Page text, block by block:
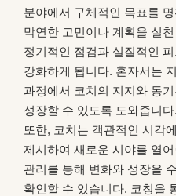
분야에서 구체적인 목표를
막연한 고민이나 계획을 실
정기적인 점검과 실질적인
강화하게 됩니다. 혼자서는
과정에서 코치의 지지와 동
성장할 수 있도록 도와줍니다.
또한, 코치는 객관적인 시각
제시하여 새로운 시야를 열
관리를 통해 변화와 성장을
확인할 수 있습니다. 코칭을